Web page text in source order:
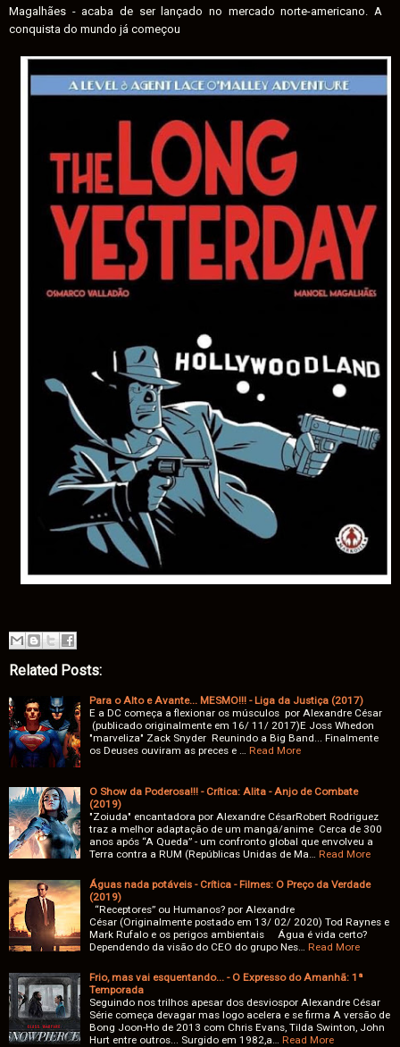
Magalhães - acaba de ser lançado no mercado norte-americano. A
conquista do mundo já começou
Related Posts:
Para o Alto e Avante... MESMO!!! - Liga da Justiça (2017)
E a DC começa a flexionar os músculos por Alexandre César
(publicado originalmente em 16/ 11/ 2017)E Joss Whedon
"marveliza" Zack Snyder Reunindo a Big Band... Finalmente
os Deuses ouviram as preces e … Read More
O Show da Poderosa!!! - Crítica: Alita - Anjo de Combate
(2019)
"Zoiuda" encantadora por Alexandre CésarRobert Rodriguez
traz a melhor adaptação de um mangá/anime Cerca de 300
anos após “A Queda” - um confronto global que envolveu a
Terra contra a RUM (Repúblicas Unidas de Ma… Read More
Águas nada potáveis - Crítica - Filmes: O Preço da Verdade
(2019)
“Receptores” ou Humanos? por Alexandre
César (Originalmente postado em 13/ 02/ 2020) Tod Raynes e
Mark Rufalo e os perigos ambientais Água é vida certo?
Dependendo da visão do CEO do grupo Nes… Read More
Frio, mas vai esquentando... - O Expresso do Amanhã: 1ª
Temporada
Seguindo nos trilhos apesar dos desviospor Alexandre César
Série começa devagar mas logo acelera e se firma A versão de
Bong Joon-Ho de 2013 com Chris Evans, Tilda Swinton, John
Hurt entre outros... Surgido em 1982,a… Read More